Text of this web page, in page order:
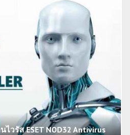
วรัส ESET NOD32 Antivirus